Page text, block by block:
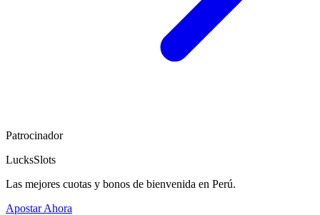
Patrocinador
LucksSlots
Las mejores cuotas y bonos de bienvenida en Perú.
Apostar Ahora